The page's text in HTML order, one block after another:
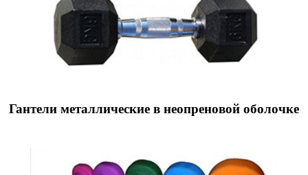
Гантели металлические в неопреновой оболочке